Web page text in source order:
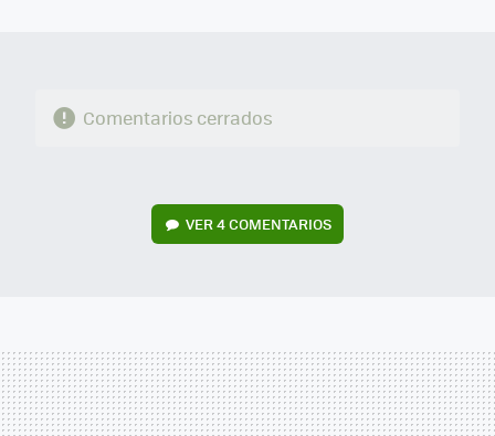
Comentarios cerrados
VER 4 COMENTARIOS